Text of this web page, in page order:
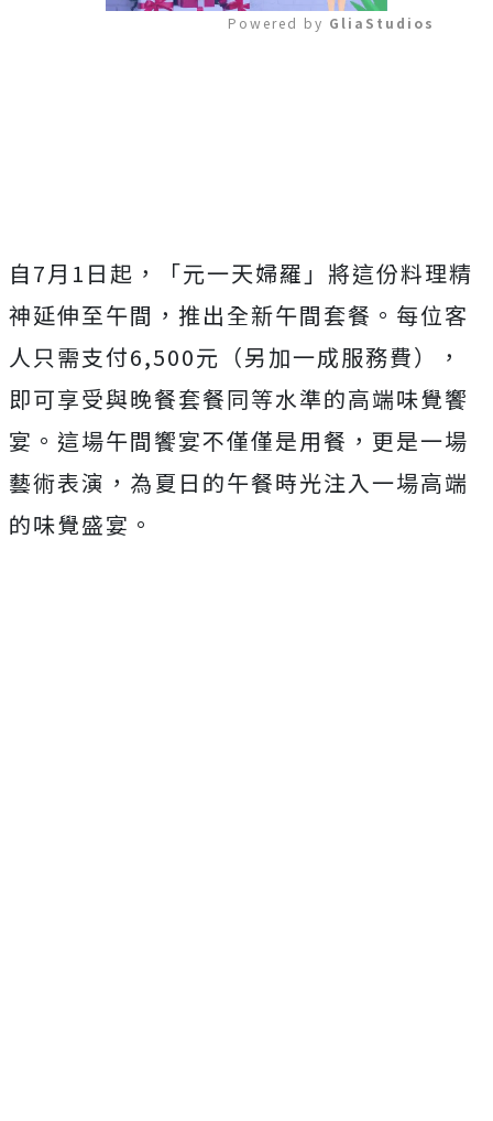
Powered by GliaStudios
自7月1日起，「元一天婦羅」將這份料理精
神延伸至午間，推出全新午間套餐。每位客
人只需支付6,500元（另加一成服務費），
即可享受與晚餐套餐同等水準的高端味覺饗
宴。這場午間饗宴不僅僅是用餐，更是一場
藝術表演，為夏日的午餐時光注入一場高端
的味覺盛宴。